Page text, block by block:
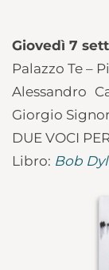
Giovedì 7
Palazzo Te –
Alessandro
Giorgio
DUE VOCI
Libro: Bob